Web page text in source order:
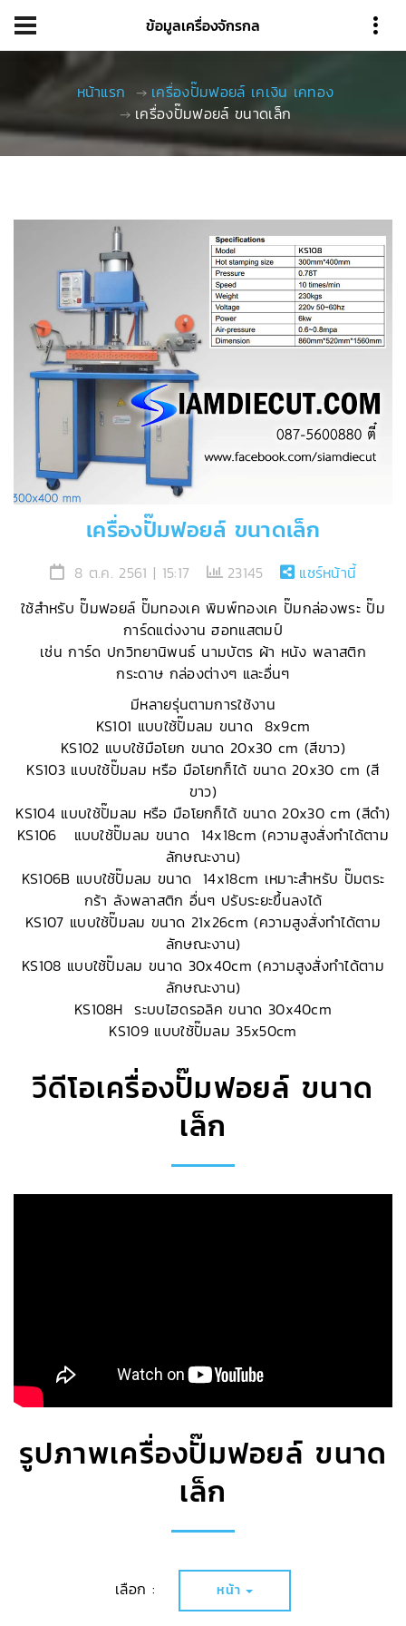
ข้อมูลเครื่องจักรกล
หน้าแรก
เครื่องปั๊มฟอยล์ เคเงิน เคทอง
เครื่องปั๊มฟอยล์ ขนาดเล็ก
เครื่องปั๊มฟอยล์ ขนาดเล็ก
8 ต.ค. 2561 | 15:17 23145
แชร์หน้านี้
ใช้สำหรับ ปั๊มฟอยล์ ปั๊มทองเค พิมพ์ทองเค ปั๊มกล่องพระ ปั๊ม
การ์ดแต่งงาน ฮอทแสตมป์
เช่น การ์ด ปกวิทยานิพนธ์ นามบัตร ผ้า หนัง พลาสติก
กระดาษ กล่องต่างๆ และอื่นๆ
มีหลายรุ่นตามการใช้งาน
KS101 แบบใช้ปั๊มลม ขนาด 8x9cm
KS102 แบบใช้มือโยก ขนาด 20x30 cm (สีขาว)
KS103 แบบใช้ปั๊มลม หรือ มือโยกก็ได้ ขนาด 20x30 cm (สี
ขาว)
KS104 แบบใช้ปั๊มลม หรือ มือโยกก็ได้ ขนาด 20x30 cm (สีดำ)
KS106 แบบใช้ปั๊มลม ขนาด 14x18cm (ความสูงสั่งทำได้ตาม
ลักษณะงาน)
KS106B แบบใช้ปั๊มลม ขนาด 14x18cm เหมาะสำหรับ ปั๊มตระ
กร้า ลังพลาสติก อื่นๆ ปรับระยะขึ้นลงได้
KS107 แบบใช้ปั๊มลม ขนาด 21x26cm (ความสูงสั่งทำได้ตาม
ลักษณะงาน)
KS108 แบบใช้ปั๊มลม ขนาด 30x40cm (ความสูงสั่งทำได้ตาม
ลักษณะงาน)
KS108H ระบบไฮดรอลิค ขนาด 30x40cm
KS109 แบบใช้ปั๊มลม 35x50cm
วีดีโอเครื่องปั๊มฟอยล์ ขนาด
เล็ก
รูปภาพเครื่องปั๊มฟอยล์ ขนาด
เล็ก
เลือก : หน้า